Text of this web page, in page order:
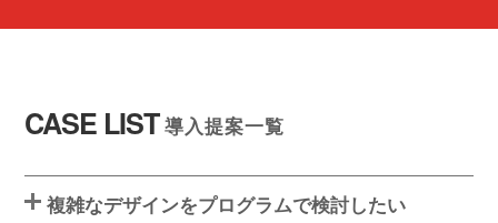
導入提案一覧
CASE LIST
複雑なデザインをプログラムで検討したい